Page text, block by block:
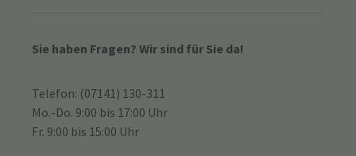
Sie haben Fragen? Wir sind für Sie da!
Telefon: (07141) 130-311
Mo.-Do. 9:00 bis 17:00 Uhr
Fr. 9:00 bis 15:00 Uhr